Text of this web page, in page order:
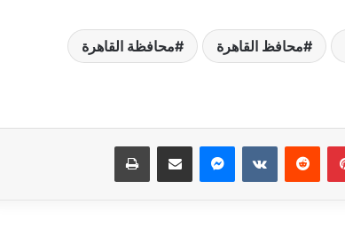
محافظ القاهرة محافظة القاهرة
بينتيريست ماسنجر مشاركة عبر البريد طباعة
ابو عقيل والحمزاوي يهنئان رافت السمان
بتوليه منصب وكيل تضامن الجيزه ويبحثان
سبل التعاون بينهما